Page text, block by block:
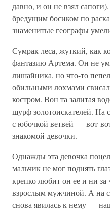
давно, и он не взял
бредущим босиком по
знаменитые географы
Сумрак леса, жуткий, как
фантазию Артема. Он не
лишайника, но что-то
обильными лохмами
костром. Вон та залитая
шурф золотоискателей. На
с юбочкой ветвей — вот-
знакомой девочки.
Однажды эта девочка
мальчик не мог поднять
крепко любит он ее и ни за
взрослым мужчиной. А на
снова явилась к нему —